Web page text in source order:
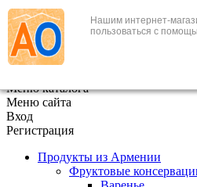
Нашим интернет-
пользоваться с
+7 (495) 646-888-1
В корзине 0
Меню каталога
Меню сайта
Вход
Регистрация
Продукты из Армении
Фруктовые